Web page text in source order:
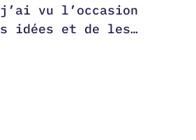
vu l’occasion
idées et de les…